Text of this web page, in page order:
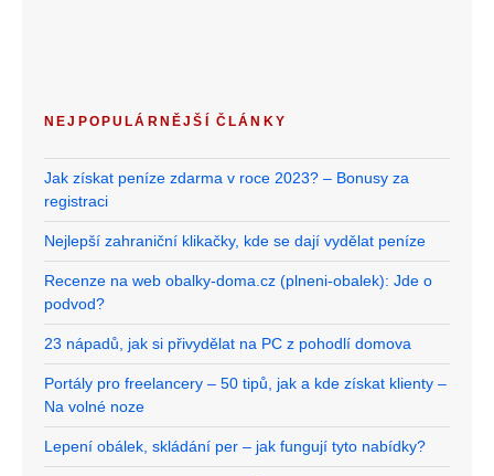
NEJPOPULÁRNĚJŠÍ ČLÁNKY
Jak získat peníze zdarma v roce 2023? – Bonusy za
registraci
Nejlepší zahraniční klikačky, kde se dají vydělat peníze
Recenze na web obalky-doma.cz (plneni-obalek): Jde o
podvod?
23 nápadů, jak si přivydělat na PC z pohodlí domova
Portály pro freelancery – 50 tipů, jak a kde získat klienty –
Na volné noze
Lepení obálek, skládání per – jak fungují tyto nabídky?